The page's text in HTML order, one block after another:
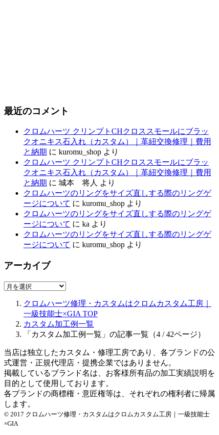
最近のコメント
クロムハーツ クリンプトCHクロススモールにブラッ
クオニキス石入れ（カスタム）｜革紐交換修理｜費用
と納期 に kuromu_shop より
クロムハーツ クリンプトCHクロススモールにブラッ
クオニキス石入れ（カスタム）｜革紐交換修理｜費用
と納期 に 城本 将人 より
クロムハーツのリングをサイズ直しする際のリングゲ
ージについて に kuromu_shop より
クロムハーツのリングをサイズ直しする際のリングゲ
ージについて に ka より
クロムハーツのリングをサイズ直しする際のリングゲ
ージについて に kuromu_shop より
アーカイブ
ア
クロムハーツ修理・カスタムはクロムカスタム工房｜
一級技能士×GIA TOP
カスタム加工例一覧
「カスタム加工例一覧」の記事一覧（4 / 42ページ）
当店は独立したカスタム・修理工房であり、各ブランドの公
式運営・正規代理店・提携企業ではありません。
掲載しているブランド名は、お客様所有品の加工実績説明を
目的として使用しております。
各ブランドの商標権・意匠権等は、それぞれの権利者に帰属
します。
© 2017 クロムハーツ修理・カスタムはクロムカスタム工房｜一級技能士
×GIA